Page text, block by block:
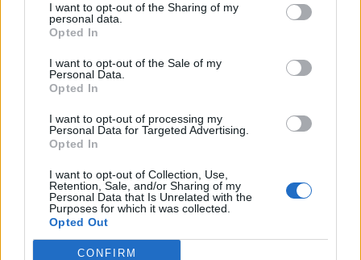
I want to opt-out of the Sharing of my
personal data.
Opted In
I want to opt-out of the Sale of my
Personal Data.
Opted In
I want to opt-out of processing my
Personal Data for Targeted Advertising.
Opted In
I want to opt-out of Collection, Use,
Retention, Sale, and/or Sharing of my
Personal Data that Is Unrelated with the
Purposes for which it was collected.
Opted Out
CONFIRM
αποτελεί υπεύθυνη δήλωση προς τη φορολογική
δήλωσης εισοδήματος του φορολογικού έτους 2022.
εισοδήματος για το φορολογικό έτος 2021, ειδικά τα
στοιχεία κύριας κατοικίας για την 1η Δεκεμβρίου
2021 δεν μπορούν να μεταβληθούν από τον
ωφελούμενο.